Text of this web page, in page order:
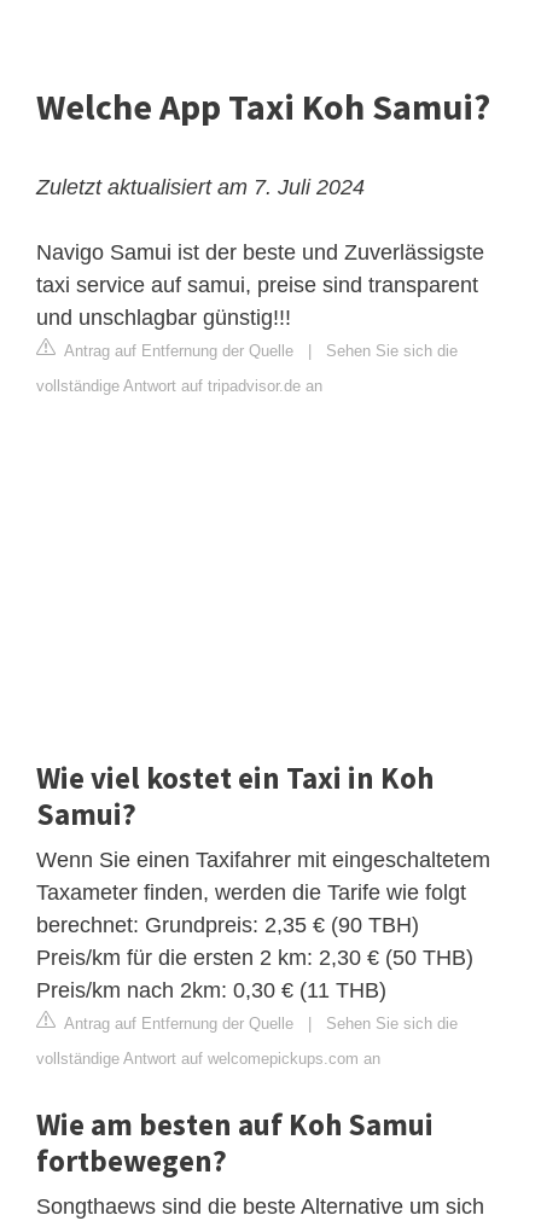
Welche App Taxi Koh Samui?
Zuletzt aktualisiert am 7. Juli 2024
Navigo Samui ist der beste und Zuverlässigste
taxi service auf samui, preise sind transparent
und unschlagbar günstig!!!
Antrag auf Entfernung der Quelle
Sehen Sie sich die
vollständige Antwort auf tripadvisor.de an
Wie viel kostet ein Taxi in Koh
Samui?
Wenn Sie einen Taxifahrer mit eingeschaltetem
Taxameter finden, werden die Tarife wie folgt
berechnet: Grundpreis: 2,35 € (90 TBH)
Preis/km für die ersten 2 km: 2,30 € (50 THB)
Preis/km nach 2km: 0,30 € (11 THB)
Antrag auf Entfernung der Quelle
Sehen Sie sich die
vollständige Antwort auf welcomepickups.com an
Wie am besten auf Koh Samui
fortbewegen?
Songthaews sind die beste Alternative um sich